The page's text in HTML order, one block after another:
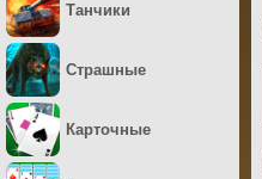
Танчики
Страшные
Карточные